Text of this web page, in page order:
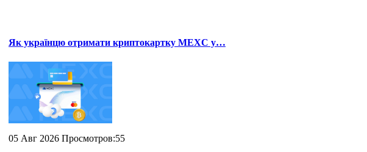
Як українцю отримати криптокартку MEXC у…
05 Авг 2026 Просмотров:55